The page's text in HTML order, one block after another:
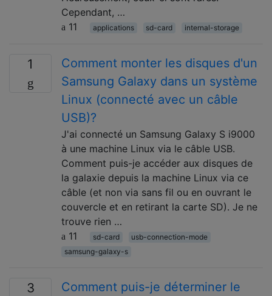
Cependant, …
11
applications sd-card internal-storage
1
Comment monter les disques d'un
Samsung Galaxy dans un système
Linux (connecté avec un câble
USB)?
J'ai connecté un Samsung Galaxy S i9000
à une machine Linux via le câble USB.
Comment puis-je accéder aux disques de
la galaxie depuis la machine Linux via ce
câble (et non via sans fil ou en ouvrant le
couvercle et en retirant la carte SD). Je ne
trouve rien …
11
sd-card
usb-connection-mode
samsung-galaxy-s
3
Comment puis-je déterminer le